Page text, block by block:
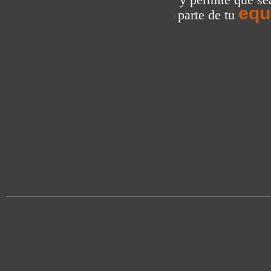
parte de tu